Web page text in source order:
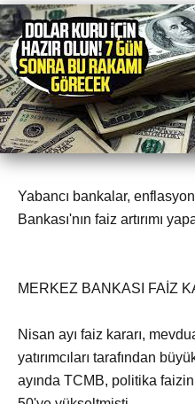
Yabancı bankalar,
Bankası'nın faiz artırımı
MERKEZ BANKASI FAİZ
Nisan ayı faiz kararı,
yatırımcıları tarafından
ayında TCMB, politika